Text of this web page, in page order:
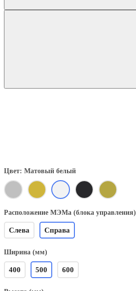
Цвет: Матовый белый
Расположение МЭМа (блока управления)
Слева Справа
Ширина (мм)
400 500 600